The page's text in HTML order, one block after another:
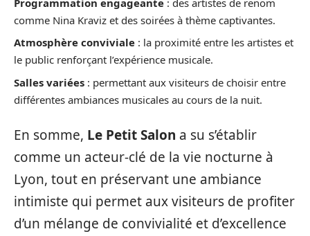
comme Nina Kraviz et des soirées à thème captivantes.
Atmosphère conviviale : la proximité entre les artistes et
le public renforçant l’expérience musicale.
Salles variées : permettant aux visiteurs de choisir entre
différentes ambiances musicales au cours de la nuit.
En somme, Le Petit Salon a su s’établir
comme un acteur-clé de la vie nocturne à
Lyon, tout en préservant une ambiance
intimiste qui permet aux visiteurs de profiter
d’un mélange de convivialité et d’excellence